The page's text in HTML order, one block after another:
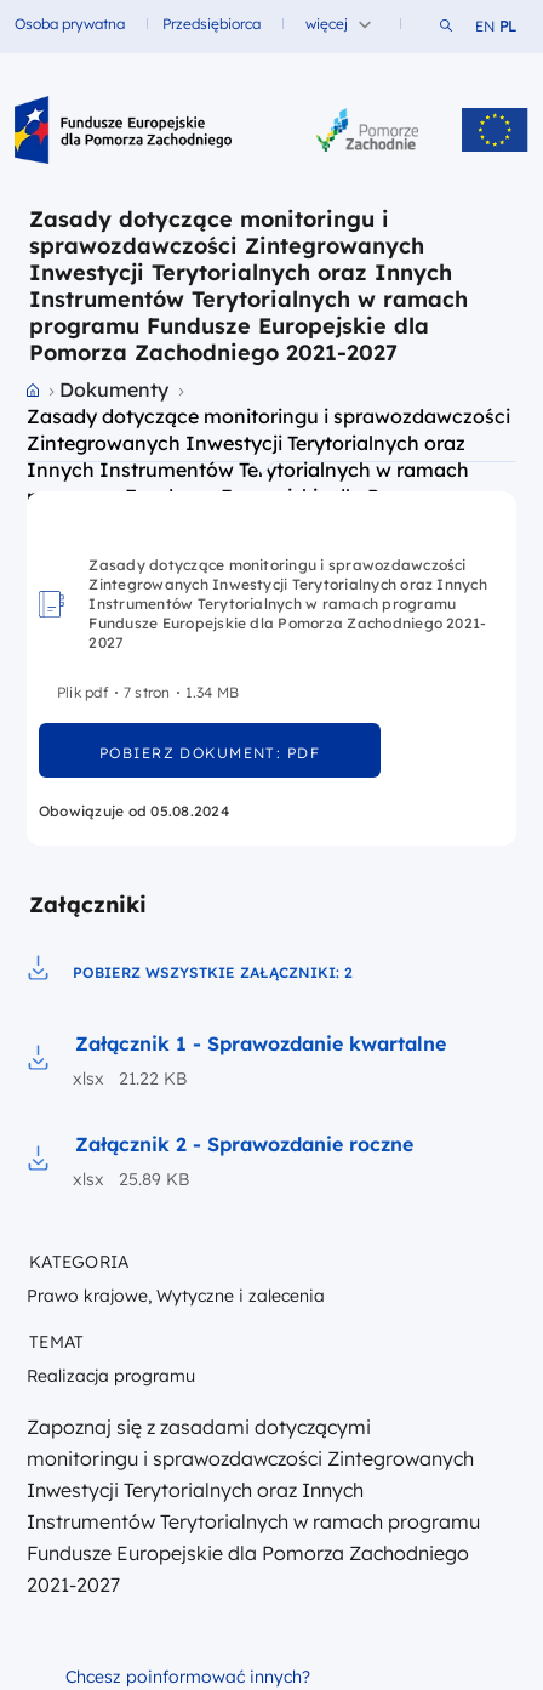
Fundusze dla
Osoba prywatna Fundusze dla
Przedsiębiorca więcej Szukaj w
EN PL
Fundusze Europejskie dla Pomorza Zachodniego
Zasady dotyczące monitoringu i
sprawozdawczości Zintegrowanych
Inwestycji Terytorialnych oraz Innych
Instrumentów Terytorialnych w ramach
programu Fundusze Europejskie dla
Pomorza Zachodniego 2021-2027
Przejdź do strony głównej portalu
Dokumenty
Zasady dotyczące monitoringu i sprawozdawczości
Zintegrowanych Inwestycji Terytorialnych oraz
Innych Instrumentów Terytorialnych w ramach
programu Fundusze Europejskie dla Pomorza
27.08.2024
Zapoznaj się z zasadami dotyczącymi
monitoringu i sprawozdawczości Zintegrowanych
Inwestycji Terytorialnych oraz Innych
Instrumentów Terytorialnych w ramach programu
Fundusze Europejskie dla Pomorza Zachodniego
2021-2027
KATEGORIA
Prawo krajowe, Wytyczne i zalecenia
TEMAT
Realizacja programu
Załączniki
POBIERZ WSZYSTKIE ZAŁĄCZNIKI: 2
Pobierz do pliku Załącznik 1 - Sprawozdanie kwartalne
Załącznik 1 - Sprawozdanie kwartalne
xlsx 21.22 KB
Pobierz do pliku Załącznik 2 - Sprawozdanie roczne
Załącznik 2 - Sprawozdanie roczne
xlsx 25.89 KB
Zasady dotyczące monitoringu i sprawozdawczości
Zintegrowanych Inwestycji Terytorialnych oraz Innych
Instrumentów Terytorialnych w ramach programu
Fundusze Europejskie dla Pomorza Zachodniego 2021-
2027
Plik pdf 7 stron 1.34 MB
POBIERZ DOKUMENT: PDF
Obowiązuje od 05.08.2024
Chcesz poinformować innych?